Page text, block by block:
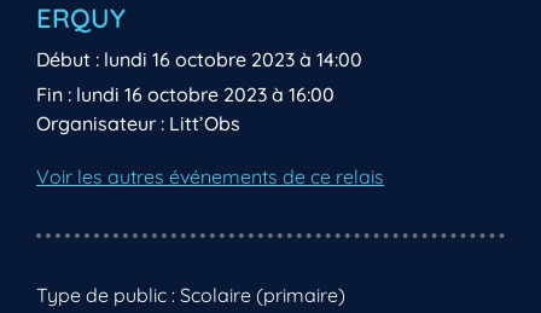
ERQUY
Début : lundi 16 octobre 2023 à 14:00
Fin : lundi 16 octobre 2023 à 16:00
Organisateur : Litt’Obs
Voir les autres événements de ce relais
Type de public : Scolaire (primaire)